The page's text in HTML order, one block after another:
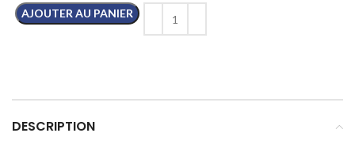
AJOUTER AU PANIER
DESCRIPTION